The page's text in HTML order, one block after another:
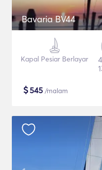
Bavaria BV44
Kapal Pesiar Berlayar
$545 /malam